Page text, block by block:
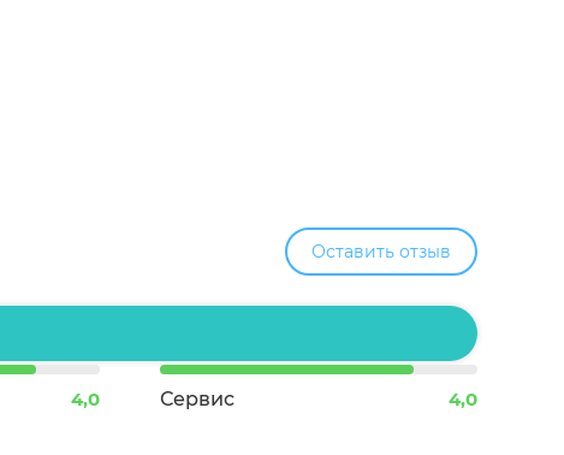
Оставить отзыв
4,0 Сервис 4,0